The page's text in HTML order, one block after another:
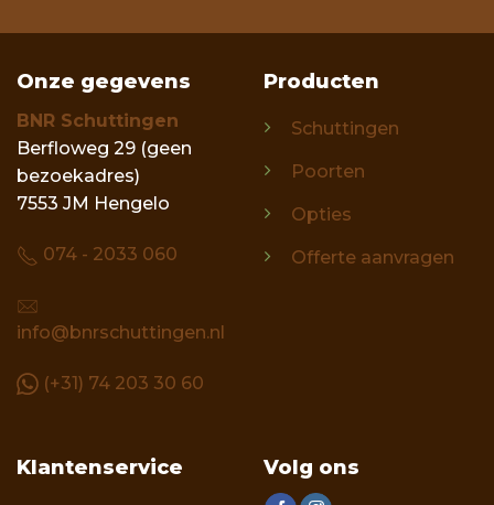
Onze gegevens
BNR Schuttingen
Berfloweg 29 (geen
bezoekadres)
7553 JM Hengelo
074 - 2033 060
info@bnrschuttingen.nl
(+31) 74 203 30 60
Producten
Schuttingen
Poorten
Opties
Offerte aanvragen
Klantenservice Volg ons